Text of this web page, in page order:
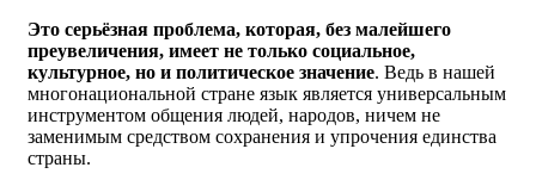
Это серьёзная проблема, которая, без малейшего
преувеличения, имеет не только социальное,
культурное, но и политическое значение. Ведь в нашей
многонациональной стране язык является универсальным
инструментом общения людей, народов, ничем не
заменимым средством сохранения и упрочения единства
страны.